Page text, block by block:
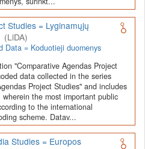
duomenys
tyrimus). Taip pat LiDA
duomenys (Didelių projektų
ir studijų bei Lietuvos
ir humanitarinių mokslų
duomenys). Norintiemsišmokti
parsisiųsti duomenis, siūlome
naudotojo vadovu.
savo duomenis į LiDA
su informacija
Studies = Lyginamųjų
(LiDA)
Data = Koduotieji duomenys
"Comparative Agendas Project
data collected in the series
Project Studies" and includes
the most important public
to the international
scheme. Datav...
Studies = Europos